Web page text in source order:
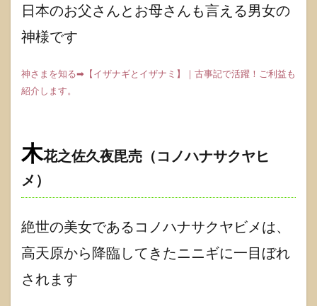
日本のお父さんとお母さんも言える男女の
神様です
神さまを知る➡【イザナギとイザナミ】｜古事記で活躍！ご利益も
紹介します。
木花之佐久夜毘売（コノハナサクヤヒ
メ）
絶世の美女であるコノハナサクヤビメは、
高天原から降臨してきたニニギに一目ぼれ
されます